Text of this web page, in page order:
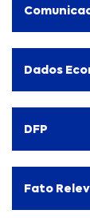
Dados
DFP
Fato